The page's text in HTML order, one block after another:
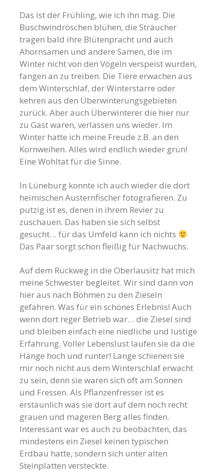
Das ist der Frühling, wie ich ihn mag. Die
Buschwindröschen blühen, die Sträucher
tragen bald ihre Blütenpracht und auch
Ahornsamen und andere Samen, die im
Winter nicht von den Vögeln verspeist wurden,
fangen an zu treiben. Die Tiere erwachen aus
dem Winterschlaf, der Winterstarre oder
kehren aus den Überwinterungsgebieten
zurück. Aber auch Überwinterer die hier nur
zu Gast waren, verlassen uns wieder. Im
Winter hatte ich meine Freude z.B. an den
Kornweihen. Alles wird endlich wieder grün!
Eine Wohltat für die Sinne.
In Lüneburg konnte ich auch wieder die dort
heimischen Austernfischer fotografieren. Zu
putzig ist es, denen in ihrem Revier zu
zuschauen. Das haben sie sich selbst
gesucht… für das Umfeld kann ich nichts
Das Paar sorgt schon fleißig für Nachwuchs.
Auf dem Rückweg in die Oberlausitz hat mich
meine Schwester begleitet. Wir sind dann von
hier aus nach Böhmen zu den Zieseln
gefahren. Was für ein schönes Erlebnis! Auch
wenn dort reger Betrieb war… die Ziesel sind
und bleiben einfach eine niedliche und lustige
Erfahrung. Voller Lebenslust laufen sie da die
Hänge hoch und runter! Lange schienen sie
mir noch nicht aus dem Winterschlaf erwacht
zu sein, denn sie waren sich oft am Sonnen
und Fressen. Als Pflanzenfresser ist es
erstaunlich was sie dort auf dem noch recht
grauen und mageren Berg alles finden.
Interessant war es auch zu beobachten, das
mindestens ein Ziesel keinen typischen
Erdbau hatte, sondern sich unter alten
Steinplatten versteckte.